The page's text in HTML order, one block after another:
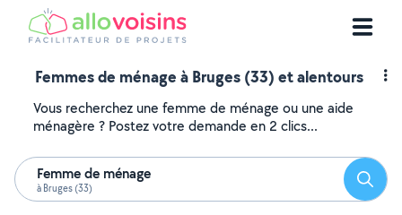
Femmes de ménage à Bruges (33) et alentours
Vous recherchez une femme de ménage ou une aide
ménagère ? Postez votre demande en 2 clics...
Femme de ménage
à Bruges (33)